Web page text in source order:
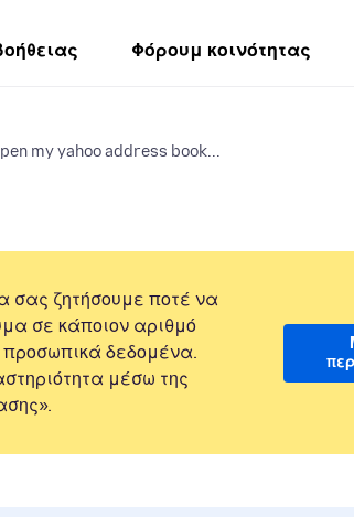
Φόρουμ κοινότητας
my yahoo address book...
σας ζητήσουμε ποτέ να
σε κάποιον αριθμό
δεδομένα.
μέσω της